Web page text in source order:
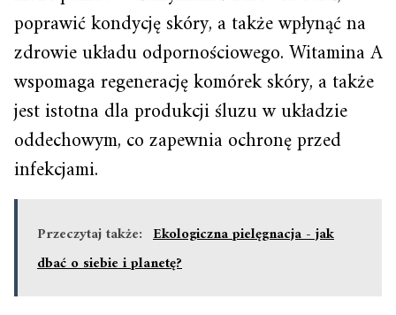
poprawić kondycję skóry, a także wpłynąć na
zdrowie układu odpornościowego. Witamina A
wspomaga regenerację komórek skóry, a także
jest istotna dla produkcji śluzu w układzie
oddechowym, co zapewnia ochronę przed
infekcjami.
Przeczytaj także: Ekologiczna pielęgnacja - jak
dbać o siebie i planetę?